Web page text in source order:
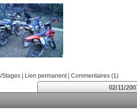
Stages | Lien permanent | Commentaires (1)
02/11/